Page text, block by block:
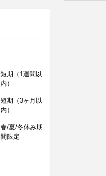
短期（1週間以
内）
短期（3ヶ月以
内）
春/夏/冬休み期
間限定